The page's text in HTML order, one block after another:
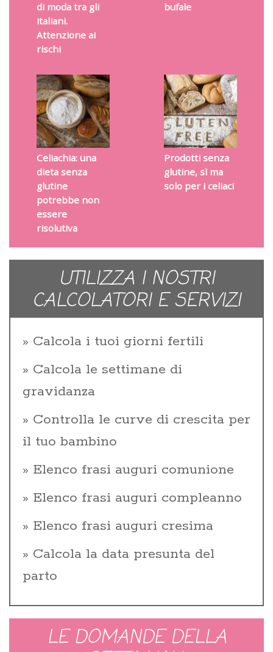
di moda tra gli
italiani.
Attenzione ai
rischi
bufale
Celiachia: una
dieta senza
glutine
potrebbe non
essere
risolutiva
Prodotti senza
glutine, sì ma
solo per i celiaci
UTILIZZA I NOSTRI
CALCOLATORI E SERVIZI
Calcola i tuoi giorni fertili
Calcola le settimane di
gravidanza
Controlla le curve di crescita per
il tuo bambino
Elenco frasi auguri comunione
Elenco frasi auguri compleanno
Elenco frasi auguri cresima
Calcola la data presunta del
parto
LE DOMANDE DELLA